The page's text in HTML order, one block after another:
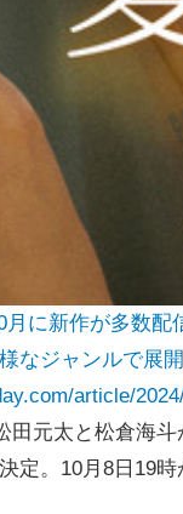
月に新作が多数
なジャンルで展開
article/
元太と松倉海斗
定。10月8日19